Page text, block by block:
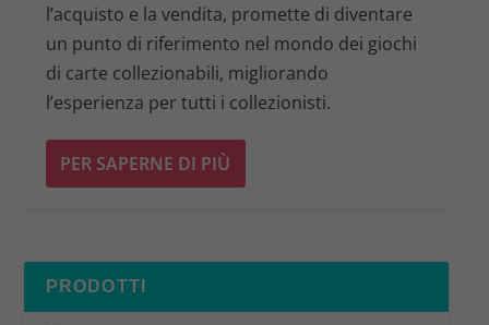
l’acquisto e la vendita, promette di diventare
un punto di riferimento nel mondo dei giochi
di carte collezionabili, migliorando
l’esperienza per tutti i collezionisti.
PER SAPERNE DI PIÙ
PRODOTTI